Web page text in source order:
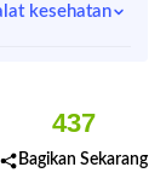
kesehatan
437
Bagikan Sekarang